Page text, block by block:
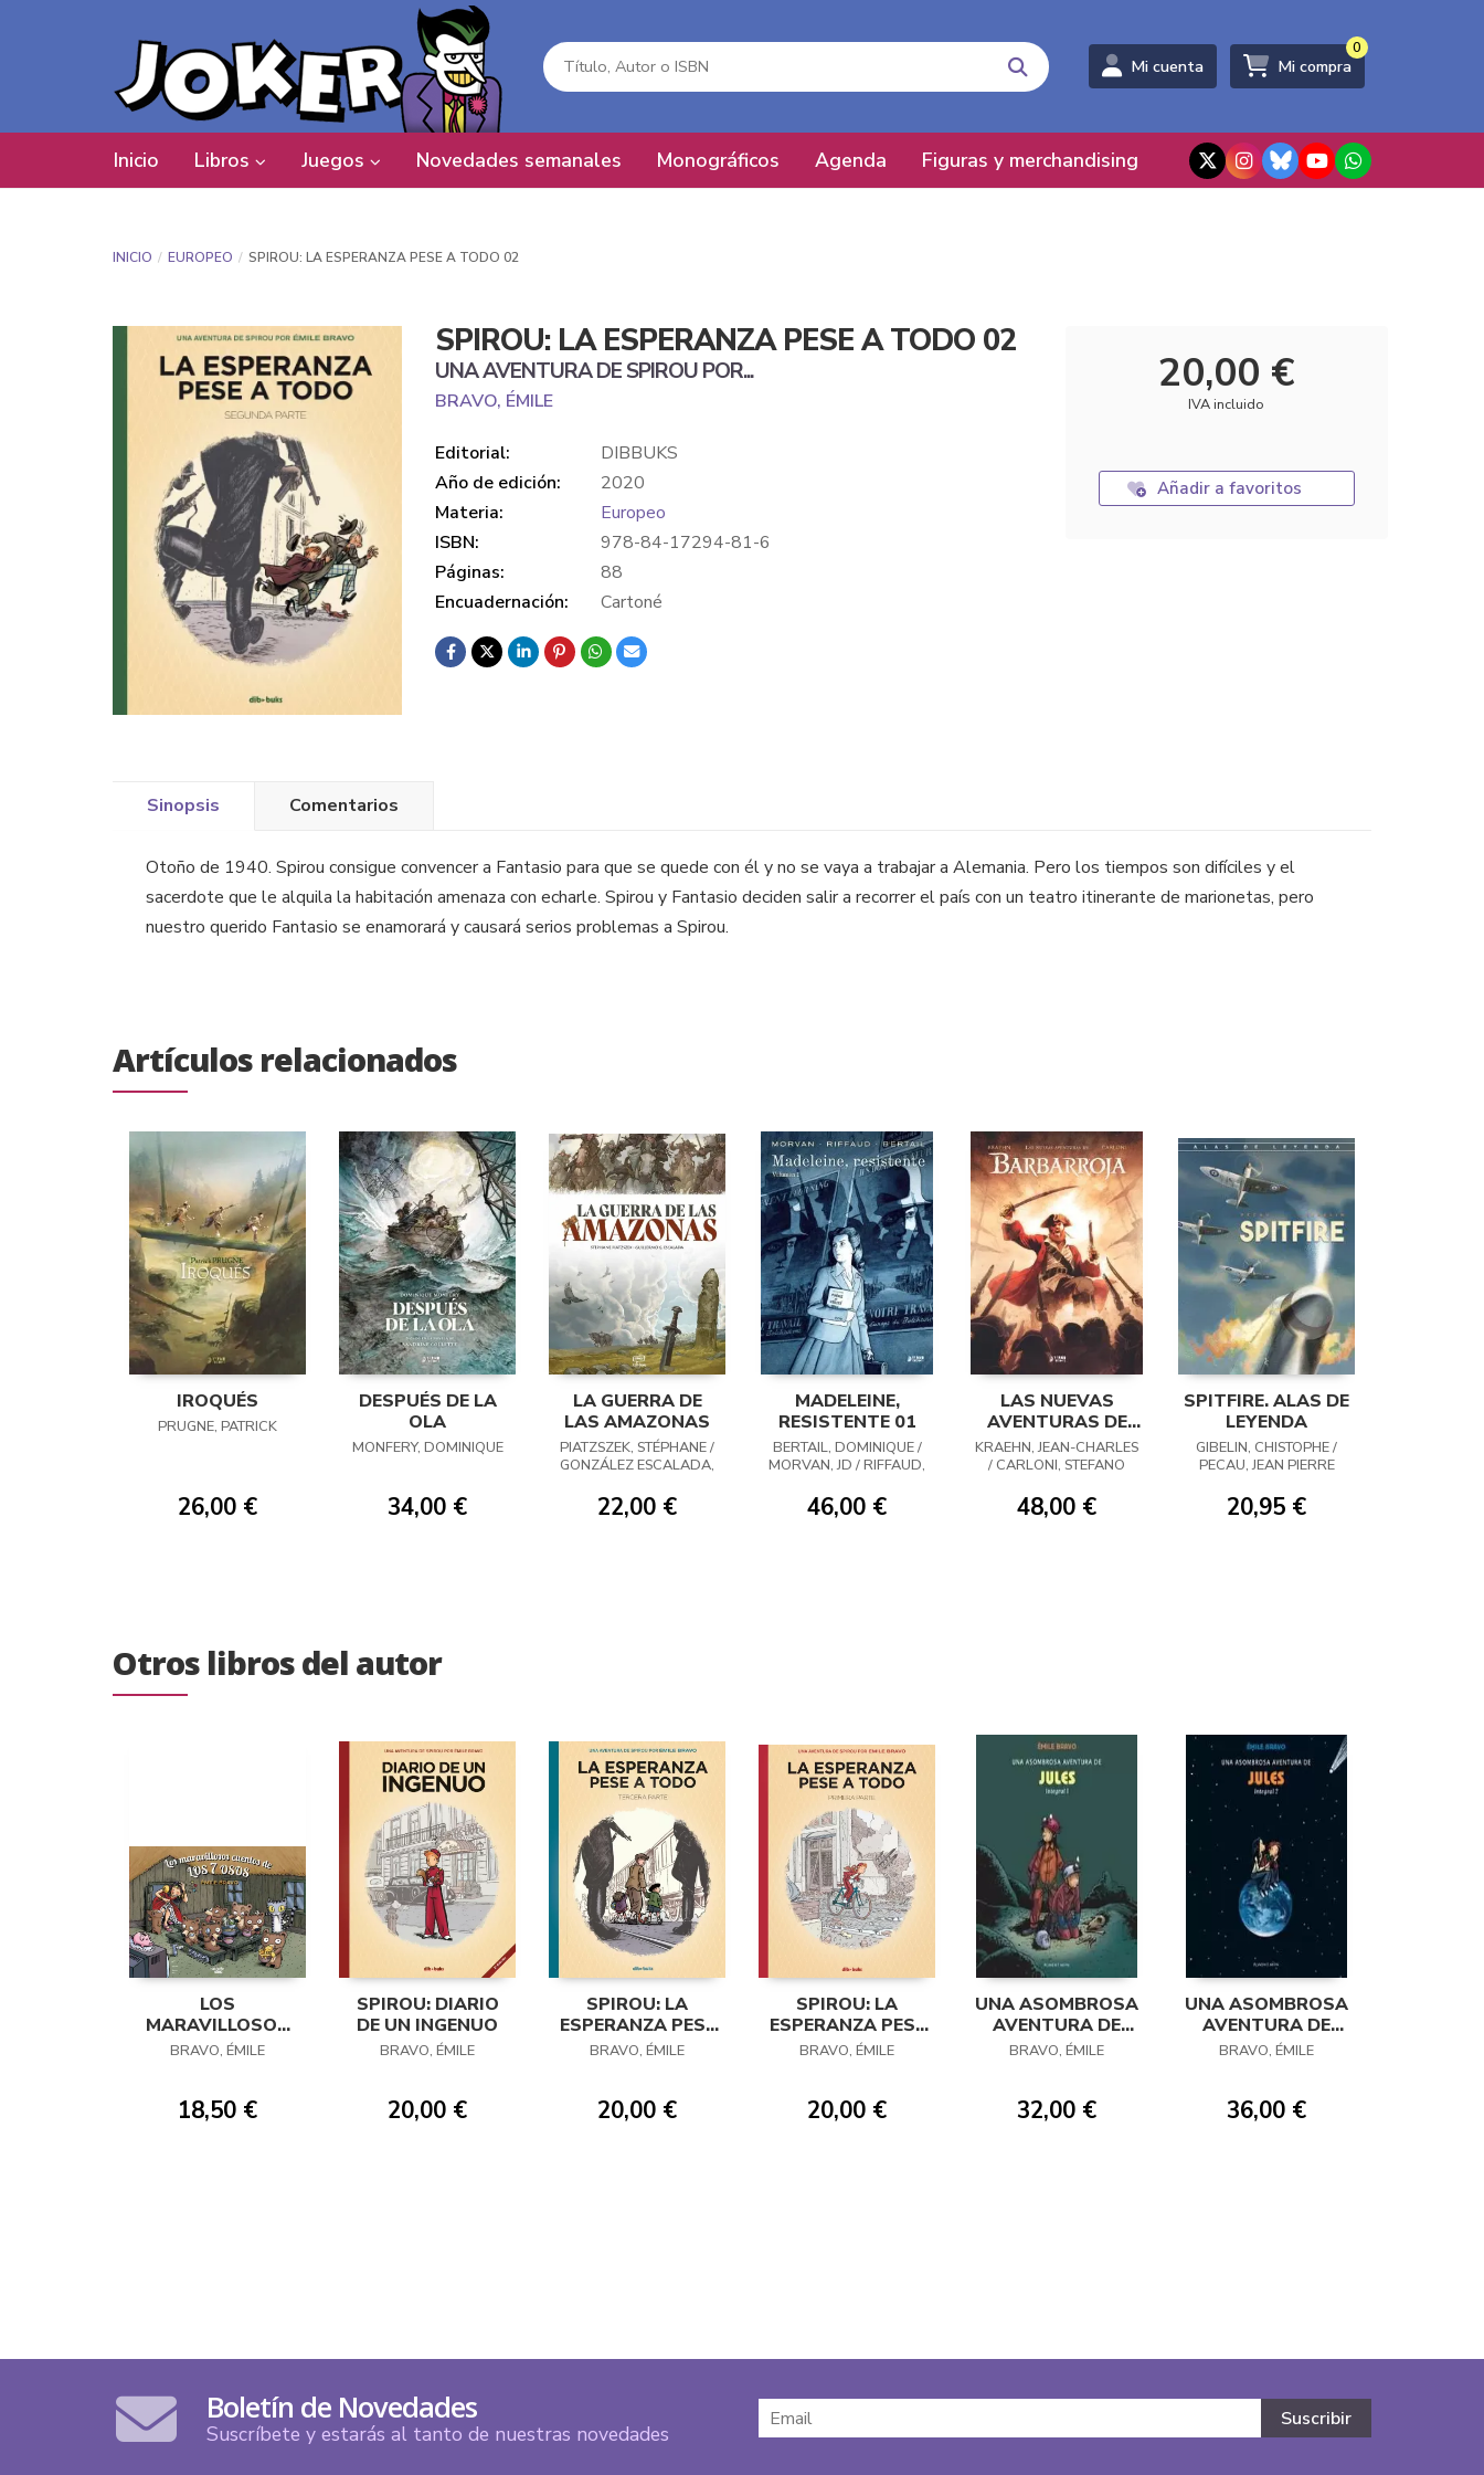
Mi cuenta Mi compra
0
Inicio Libros Juegos Novedades semanales Monográficos Agenda Figuras y merchandising
INICIO EUROPEO SPIROU: LA ESPERANZA PESE A TODO 02
SPIROU: LA ESPERANZA PESE A TODO 02
UNA AVENTURA DE SPIROU POR...
BRAVO, ÉMILE
Editorial:
DIBBUKS
Año de edición:
2020
Materia:
Europeo
ISBN:
978-84-17294-81-6
Páginas:
88
Encuadernación:
Cartoné
20,00 €
IVA incluido
Añadir a favoritos
Sinopsis Comentarios
Otoño de 1940. Spirou consigue convencer a Fantasio para que se quede con él y no se vaya a trabajar a Alemania. Pero los tiempos son difíciles y el
sacerdote que le alquila la habitación amenaza con echarle. Spirou y Fantasio deciden salir a recorrer el país con un teatro itinerante de marionetas, pero
nuestro querido Fantasio se enamorará y causará serios problemas a Spirou.
Artículos relacionados
IROQUÉS
PRUGNE, PATRICK
26,00 €
DESPUÉS DE LA
OLA
MONFERY, DOMINIQUE
34,00 €
LA GUERRA DE
LAS AMAZONAS
PIATZSZEK, STÉPHANE /
GONZÁLEZ ESCALADA,
22,00 €
MADELEINE,
RESISTENTE 01
BERTAIL, DOMINIQUE /
MORVAN, JD / RIFFAUD,
46,00 €
LAS NUEVAS
AVENTURAS DE
BARBARROJA
KRAEHN, JEAN-CHARLES
/ CARLONI, STEFANO
48,00 €
SPITFIRE. ALAS DE
LEYENDA
GIBELIN, CHISTOPHE /
PECAU, JEAN PIERRE
20,95 €
Otros libros del autor
LOS
MARAVILLOSOS
CUENTOS DE LOS
BRAVO, ÉMILE
18,50 €
SPIROU: DIARIO
DE UN INGENUO
BRAVO, ÉMILE
20,00 €
SPIROU: LA
ESPERANZA PESE
A TODO 03
BRAVO, ÉMILE
20,00 €
SPIROU: LA
ESPERANZA PESE
A TODO 01
BRAVO, ÉMILE
20,00 €
UNA ASOMBROSA
AVENTURA DE
JULES 01
BRAVO, ÉMILE
32,00 €
UNA ASOMBROSA
AVENTURA DE
JULES 02
BRAVO, ÉMILE
36,00 €
Boletín de Novedades
Suscríbete y estarás al tanto de nuestras novedades